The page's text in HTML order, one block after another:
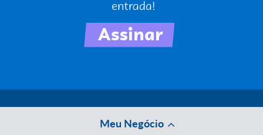
Meu Negócio